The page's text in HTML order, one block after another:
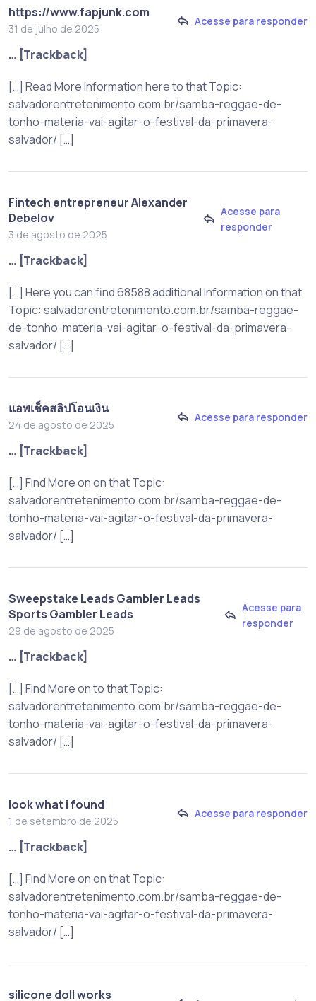
https://www.fapjunk.com
31 de julho de 2025
Acesse para responder
… [Trackback]
[…] Read More Information here to that Topic:
salvadorentretenimento.com.br/samba-reggae-de-
tonho-materia-vai-agitar-o-festival-da-primavera-
salvador/ […]
Fintech entrepreneur Alexander
Debelov
3 de agosto de 2025
Acesse para
responder
… [Trackback]
[…] Here you can find 68588 additional Information on that
Topic: salvadorentretenimento.com.br/samba-reggae-
de-tonho-materia-vai-agitar-o-festival-da-primavera-
salvador/ […]
แอพเช็คสลิปโอนเงิน
24 de agosto de 2025
Acesse para responder
… [Trackback]
[…] Find More on on that Topic:
salvadorentretenimento.com.br/samba-reggae-de-
tonho-materia-vai-agitar-o-festival-da-primavera-
salvador/ […]
Sweepstake Leads Gambler Leads
Sports Gambler Leads
29 de agosto de 2025
Acesse para
responder
… [Trackback]
[…] Find More on to that Topic:
salvadorentretenimento.com.br/samba-reggae-de-
tonho-materia-vai-agitar-o-festival-da-primavera-
salvador/ […]
look what i found
1 de setembro de 2025
Acesse para responder
… [Trackback]
[…] Find More on on that Topic:
salvadorentretenimento.com.br/samba-reggae-de-
tonho-materia-vai-agitar-o-festival-da-primavera-
salvador/ […]
silicone doll works